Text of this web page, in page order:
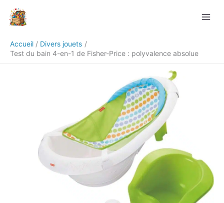
Accueil
Divers jouets
Test du bain 4-en-1 de Fisher-Price : polyvalence absolue
Rechercher